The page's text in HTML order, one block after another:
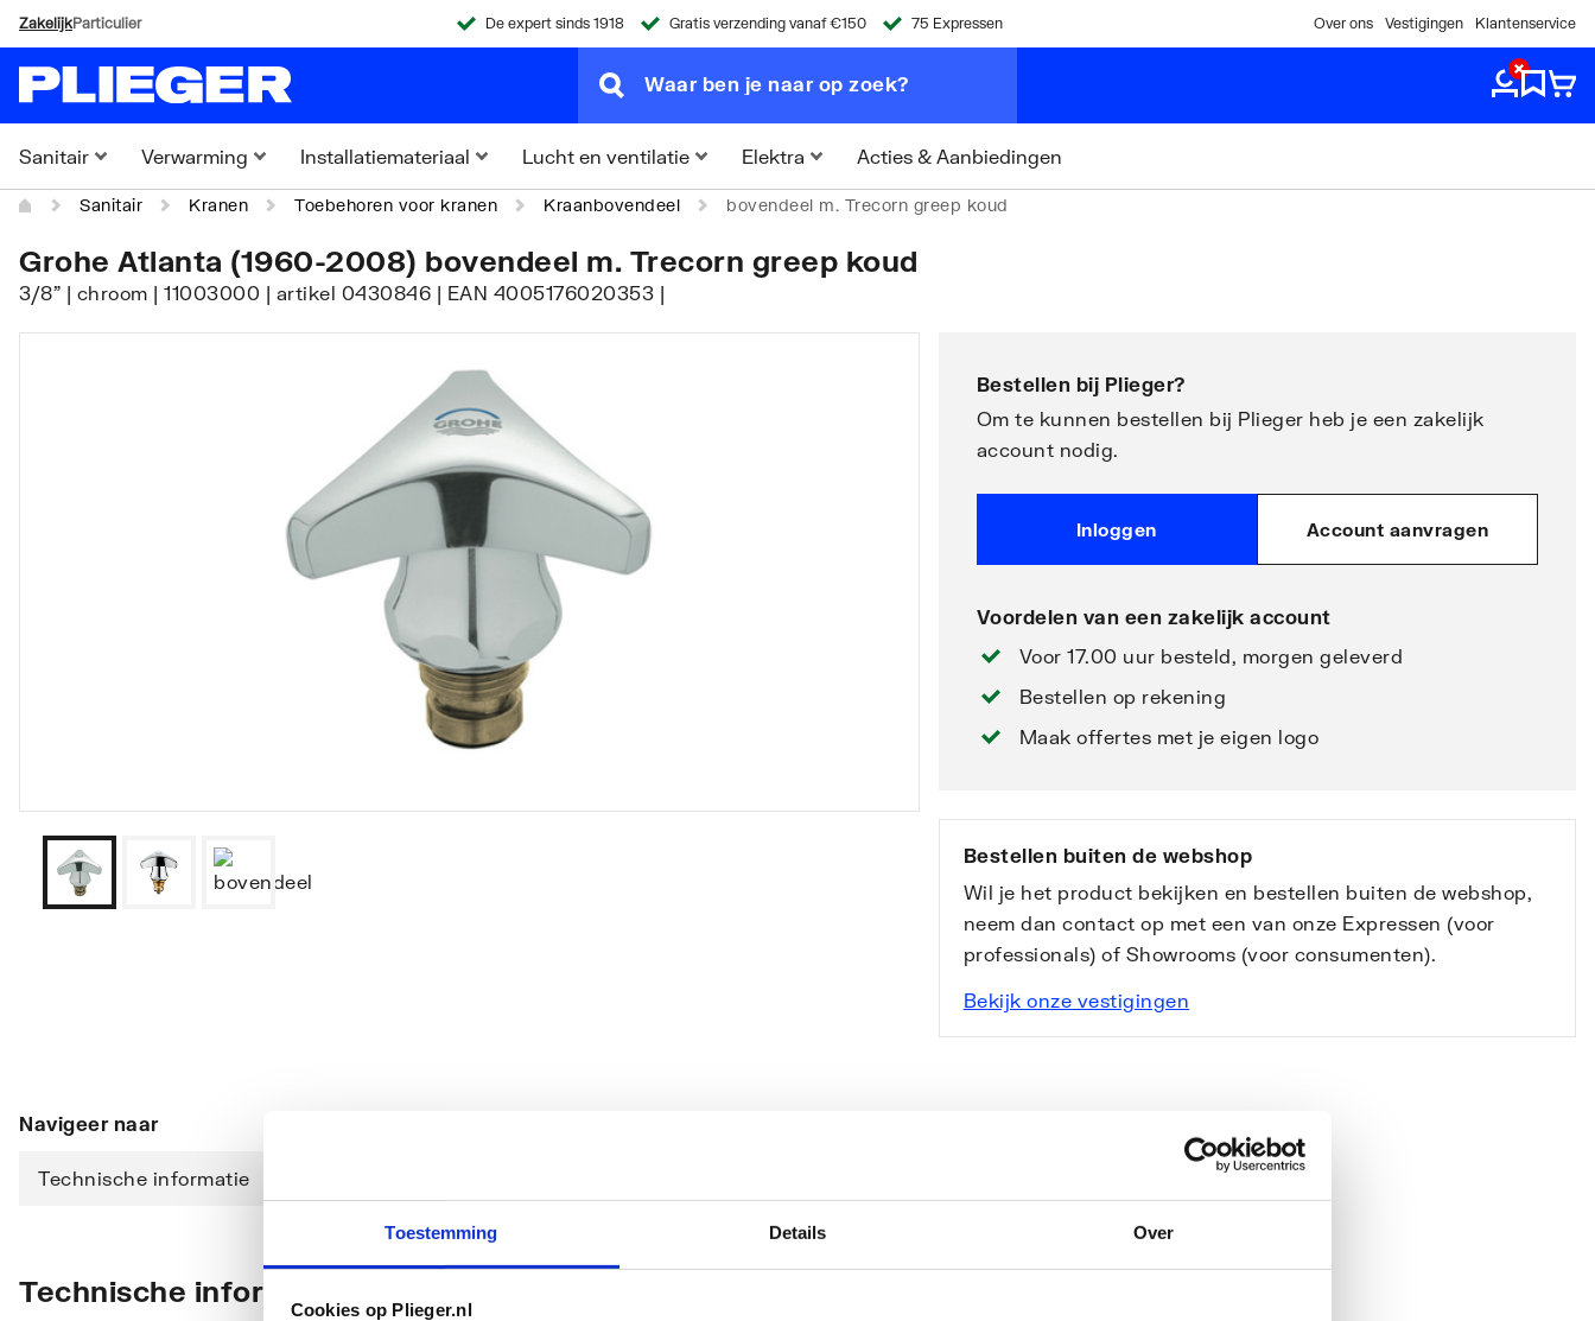
Toestemming Details Over
Cookies op Plieger.nl
ZakelijkParticulier De expert sinds 1918 Gratis verzending vanaf €150 75 Expressen Over ons Vestigingen Klantenservice
Sanitair Verwarming Installatiemateriaal Lucht en ventilatie Elektra Acties & Aanbiedingen
Sanitair Kranen Toebehoren voor kranen Kraanbovendeel bovendeel m. Trecorn greep koud
Grohe Atlanta (1960-2008) bovendeel m. Trecorn greep koud
3/8" | chroom | 11003000 | artikel 0430846 | EAN 4005176020353 |
Bestellen bij Plieger?
Om te kunnen bestellen bij Plieger heb je een zakelijk
account nodig.
Inloggen Account aanvragen
Voordelen van een zakelijk account
Voor 17.00 uur besteld, morgen geleverd
Bestellen op rekening
Maak offertes met je eigen logo
Bestellen buiten de webshop
Wil je het product bekijken en bestellen buiten de webshop,
neem dan contact op met een van onze Expressen (voor
professionals) of Showrooms (voor consumenten).
Bekijk onze vestigingen
Navigeer naar
Technische informatie
Technische informatie